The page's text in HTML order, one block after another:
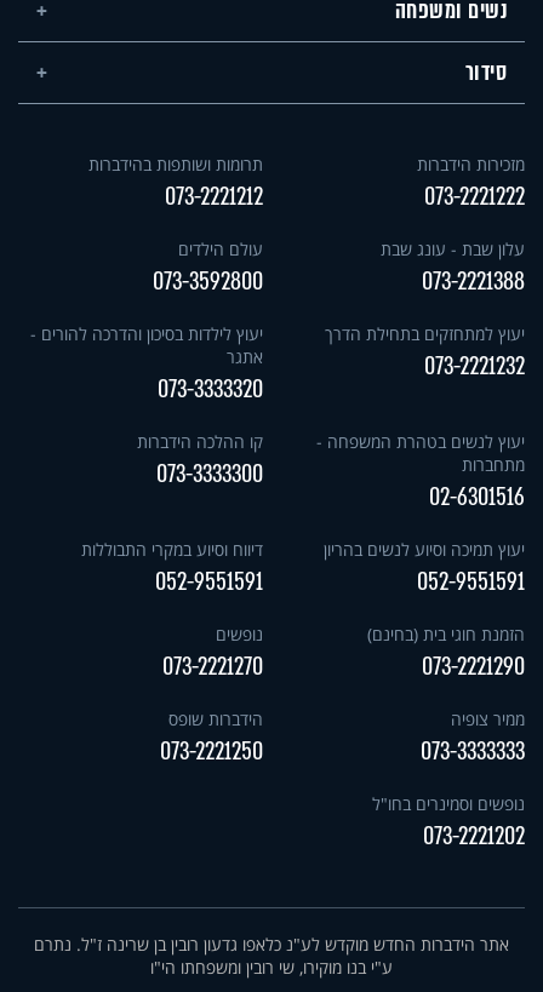
סידור
מזכירות הידברות
073-2221222
תרומות ושותפות בהידברות
073-2221212
עלון שבת - עונג שבת
073-2221388
עולם הילדים
073-3592800
יעוץ למתחזקים בתחילת הדרך
073-2221232
יעוץ לילדות בסיכון והדרכה להורים -
אתגר
073-3333320
יעוץ לנשים בטהרת המשפחה -
מתחברות
02-6301516
קו ההלכה הידברות
073-3333300
יעוץ תמיכה וסיוע לנשים בהריון
052-9551591
דיווח וסיוע במקרי התבוללות
052-9551591
הזמנת חוגי בית (בחינם)
073-2221290
נופשים
073-2221270
ממיר צופיה
073-3333333
הידברות שופס
073-2221250
נופשים וסמינרים בחו"ל
073-2221202
אתר הידברות החדש מוקדש לע"נ כלאפו גדעון רובין בן שרינה ז"ל. נתרם
ע"י בנו מוקירו, שי רובין ומשפחתו הי"ו